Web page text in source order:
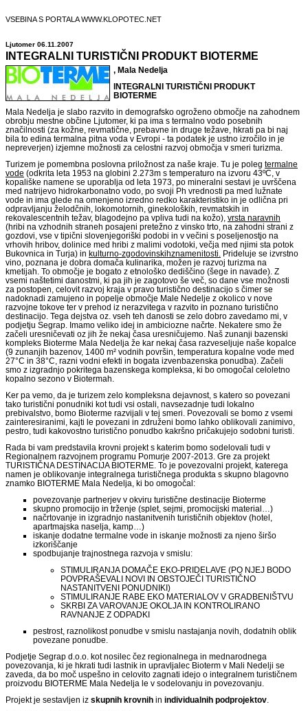
VSEBINA S PORTALA WWW.KLOPOTEC.NET
Ljutomer 06.11.2007
INTEGRALNI TURISTIČNI PRODUKT BIOTERME
, Mala Nedelja
INTEGRALNI TURISTIČNI PRODUKT
BIOTERME
Mala Nedelja je slabo razvito in demografsko ogroženo območje na zahodnem
obrobju mestne občine Ljutomer, ki pa ima s termalno vodo posebnih
značilnosti (za kožne, revmatične, prebavne in druge težave, hkrati pa bi naj
bila to edina termalna pitna voda v Evropi - ta podatek je ustno izročilo in je
nepreverjen) izjemne možnosti za celostni razvoj območja v smeri turizma.
Turizem je pomembna poslovna priložnost za naše kraje. Tu je poleg termalne
vode (odkrita leta 1953 na globini 2.273m s temperaturo na izvoru 43ºC, v
kopališke namene se uporablja od leta 1973, po mineralni sestavi je uvrščena
med natrijevo hidrokarbonatno vodo, po svoji Ph vrednosti pa med lužnate
vode in ima glede na omenjeno izredno redko karakteristiko in je odlična pri
odpravljanju želodčnih, lokomotornih, ginekoloških, revmatskih in
rekovalescentnih težav, blagodejno pa vpliva tudi na kožo), vrsta naravnih
(hribi na vzhodnih straneh posajeni pretežno z vinsko trto, na zahodni strani z
gozdovi, vse v tipični slovenjegoriški podobi in v večini s poseljenostjo na
vrhovih hribov, dolinice med hribi z malimi vodotoki, večja med njimi sta potok
Bukovnica in Turja) in kulturno-zgodovinskihznamenitosti.
Prideluje se izvrstno
vino, poznana je dobra domača kulinarika, možen je razvoj turizma na
kmetijah. To območje je bogato z etnološko dediščino (šege in navade). Z
vsemi naštetimi danostmi, ki pa jih je zagotovo še več, so dane vse možnosti
za postopen, celovit razvoj kraja v pravo turistično destinacijo s čimer se
nadoknadi zamujeno in popelje območje Male Nedelje z okolico v nove
razvojne tokove ter v prehod iz nerazvitega v razvito in poznano turistično
destinacijo. Tega dejstva oz. vseh teh danosti se zelo dobro zavedamo mi, v
podjetju Segrap. Imamo veliko idej in ambiciozne načrte. Nekatere smo že
začeli uresničevati oz jih že nekaj časa uresničujemo. Naš zunanji bazenski
kompleks Bioterme Mala Nedelja že kar nekaj časa razveseljuje naše kopalce
(9 zunanjih bazenov, 1400 m² vodnih površin, temperatura kopalne vode med
27°C in 38°C, razni vodni efekti in bogata izvenbazenska ponudba). Začeli
smo z izgradnjo pokritega bazenskega kompleksa, ki bo omogočal celoletno
kopalno sezono v Biotermah.
Ker pa vemo, da je turizem zelo kompleksna dejavnost, s katero so povezani
tako turistični ponudniki kot tudi vsi ostali, navsezadnje tudi lokalno
prebivalstvo, bomo Bioterme razvijali v tej smeri. Povezovali se bomo z vsemi
zainteresiranimi, kajti le povezani in združeni bomo lahko oblikovali zanimivo,
pestro, tudi kakovostno turistično ponudbo kakršno pričakujejo sodobni turisti.
Rada bi vam predstavila krovni projekt s katerim bomo sodelovali tudi v
Regionalnem razvojnem programu Pomurje 2007-2013. Gre za projekt
TURISTIČNA DESTINACIJA BIOTERME. To je povezovalni projekt, katerega
namen je oblikovanje integralnega turističnega produkta s skupno blagovno
znamko BIOTERME Mala Nedelja, ki bo omogočal:
povezovanje partnerjev v okviru turistične destinacije Bioterme
skupno promocijo in trženje (splet, sejmi, promocijski material…)
načrtovanje in izgradnjo nastanitvenih turističnih objektov (hotel,
apartmajska naselja, kamp…)
iskanje dodatne termalne vode in iskanje možnosti za njeno širšo
izkoriščanje
spodbujanje trajnostnega razvoja v smislu:
STIMULIRANJA DOMAČE EKO-PRIDELAVE (PO NJEJ BODO
POVPRAŠEVALI NOVI IN OBSTOJEČI TURISTIČNO
NASTANITVENI PONUDNIKI)
STIMULIRANJE RABE EKO MATERIALOV V GRADBENIŠTVU
SKRBI ZA VAROVANJE OKOLJA IN KONTROLIRANO
RAVNANJE Z ODPADKI
pestrost, raznolikost ponudbe v smislu nastajanja novih, dodatnih oblik
povezane ponudbe.
Podjetje Segrap d.o.o. kot nosilec čez regionalnega in mednarodnega
povezovanja, ki je hkrati tudi lastnik in upravljalec Bioterm v Mali Nedelji se
zaveda, da bo moč uspešno in celovito zagnati idejo o integralnem turističnem
proizvodu BIOTERME Mala Nedelja le v sodelovanju in povezovanju.
Projekt je sestavljen iz skupnih krovnih in individualnih podprojektov